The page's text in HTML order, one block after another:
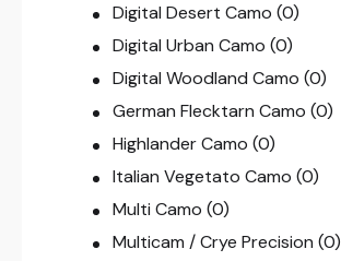
Digital Desert Camo (0)
Digital Urban Camo (0)
Digital Woodland Camo (0)
German Flecktarn Camo (0)
Highlander Camo (0)
Italian Vegetato Camo (0)
Multi Camo (0)
Multicam / Crye Precision (0)